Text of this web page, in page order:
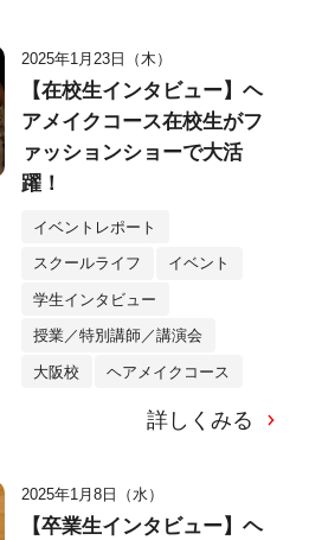
2025年1月23日（木）
【在校生インタビュー】ヘ
アメイクコース在校生がフ
ァッションショーで大活
躍！
イベントレポート
スクールライフ イベント
学生インタビュー
授業／特別講師／講演会
大阪校 ヘアメイクコース
詳しくみる
2025年1月8日（水）
【卒業生インタビュー】ヘ